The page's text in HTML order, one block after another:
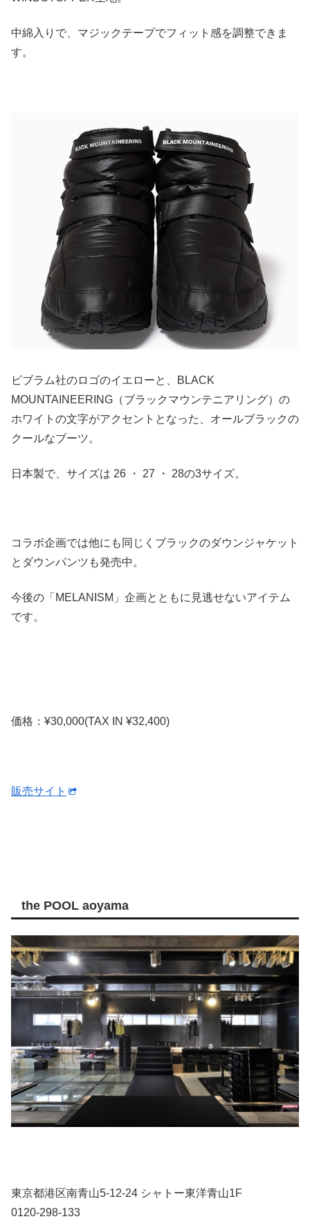
中綿入りで、マジックテープでフィット感を調整できま
す。
ビブラム社のロゴのイエローと、BLACK
MOUNTAINEERING（ブラックマウンテニアリング）の
ホワイトの文字がアクセントとなった、オールブラックの
クールなブーツ。
日本製で、サイズは 26 ・ 27 ・ 28の3サイズ。
コラボ企画では他にも同じくブラックのダウンジャケット
とダウンパンツも発売中。
今後の「MELANISM」企画とともに見逃せないアイテム
です。
価格：¥30,000(TAX IN ¥32,400)
販売サイト
the POOL aoyama
東京都港区南青山5-12-24 シャトー東洋青山1F
0120-298-133